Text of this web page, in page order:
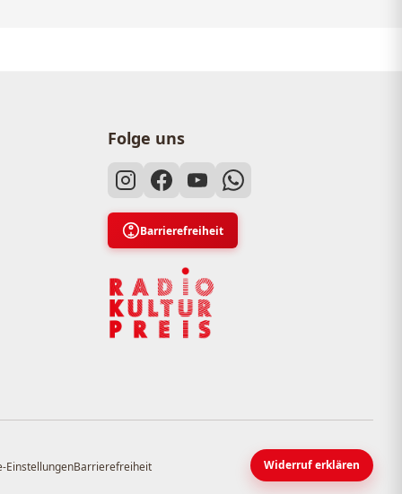
Folge uns
Barrierefreiheit
EinstellungenBarrierefreiheit Widerruf erklären